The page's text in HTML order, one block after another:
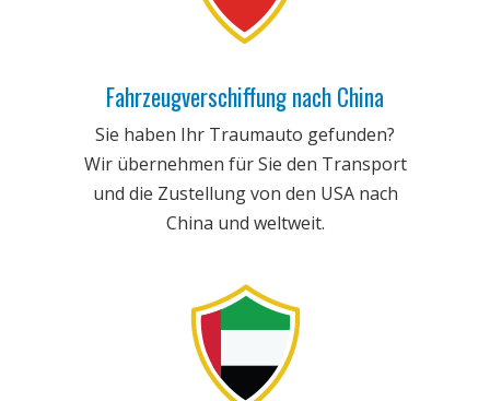
Fahrzeugverschiffung nach China
Sie haben Ihr Traumauto gefunden?
Wir übernehmen für Sie den Transport
und die Zustellung von den USA nach
China und weltweit.